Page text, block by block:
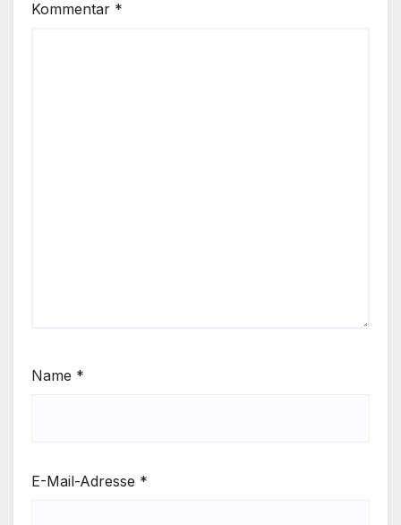
Kommentar *
Name *
E-Mail-Adresse *